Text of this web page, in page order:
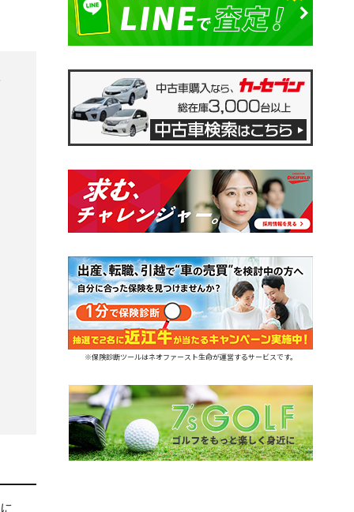
に
※保険診断ツールはネオファースト生命が運営するサービスです。